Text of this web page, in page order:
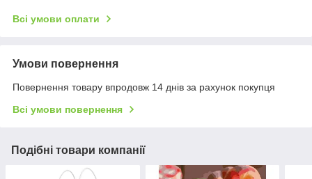
Всі умови оплати
Умови повернення
Повернення товару впродовж 14 днів за рахунок покупця
Всі умови повернення
Подібні товари компанії